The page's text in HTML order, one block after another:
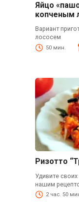
Яйцо
копченым
Вариант
лососем
50 мин.
Ризотто
Удивите
нашим
2 час. 50